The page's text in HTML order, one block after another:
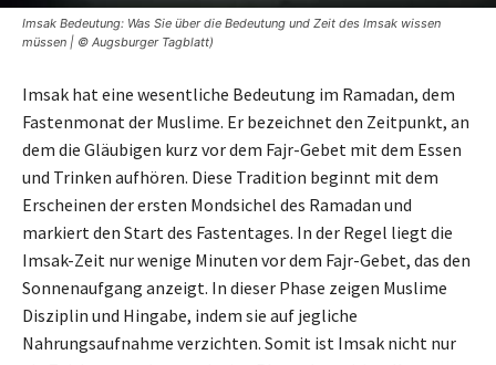
Imsak Bedeutung: Was Sie über die Bedeutung und Zeit des Imsak wissen
müssen | © Augsburger Tagblatt)
Imsak hat eine wesentliche Bedeutung im Ramadan, dem
Fastenmonat der Muslime. Er bezeichnet den Zeitpunkt, an
dem die Gläubigen kurz vor dem Fajr-Gebet mit dem Essen
und Trinken aufhören. Diese Tradition beginnt mit dem
Erscheinen der ersten Mondsichel des Ramadan und
markiert den Start des Fastentages. In der Regel liegt die
Imsak-Zeit nur wenige Minuten vor dem Fajr-Gebet, das den
Sonnenaufgang anzeigt. In dieser Phase zeigen Muslime
Disziplin und Hingabe, indem sie auf jegliche
Nahrungsaufnahme verzichten. Somit ist Imsak nicht nur